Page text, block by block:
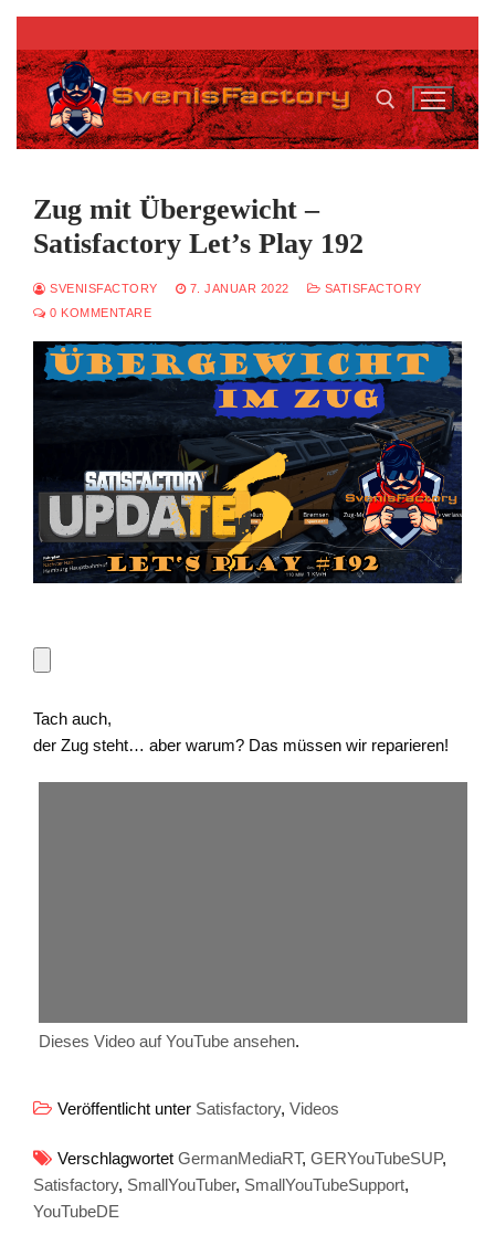
Zum
Inhalt
springen
Zug mit Übergewicht –
Satisfactory Let’s Play 192
SVENISFACTORY 7. JANUAR 2022
SATISFACTORY
0 KOMMENTARE
Tach auch,
der Zug steht… aber warum? Das müssen wir reparieren!
Dieses Video auf YouTube ansehen.
Veröffentlicht unter Satisfactory, Videos
Verschlagwortet GermanMediaRT, GERYouTubeSUP,
Satisfactory, SmallYouTuber, SmallYouTubeSupport,
YouTubeDE